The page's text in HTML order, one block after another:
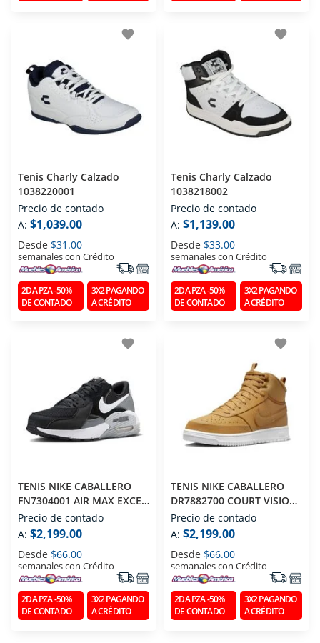
favorite
Tenis Charly Calzado
1038220001
Precio de contado
A: $1,039.00
Desde $31.00
semanales con Crédito
2DA PZA -50%
DE CONTADO
3X2 PAGANDO
A CRÉDITO
favorite
Tenis Charly Calzado
1038218002
Precio de contado
A: $1,139.00
Desde $33.00
semanales con Crédito
2DA PZA -50%
DE CONTADO
3X2 PAGANDO
A CRÉDITO
favorite
TENIS NIKE CABALLERO
FN7304001 AIR MAX EXCEE
NEGRO T270
Precio de contado
A: $2,199.00
Desde $66.00
semanales con Crédito
2DA PZA -50%
DE CONTADO
3X2 PAGANDO
A CRÉDITO
favorite
TENIS NIKE CABALLERO
DR7882700 COURT VISION
MID MIEL T260
Precio de contado
A: $2,199.00
Desde $66.00
semanales con Crédito
2DA PZA -50%
DE CONTADO
3X2 PAGANDO
A CRÉDITO